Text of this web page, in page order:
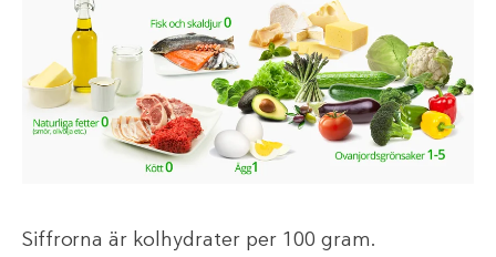
Siffrorna är kolhydrater per 100 gram.